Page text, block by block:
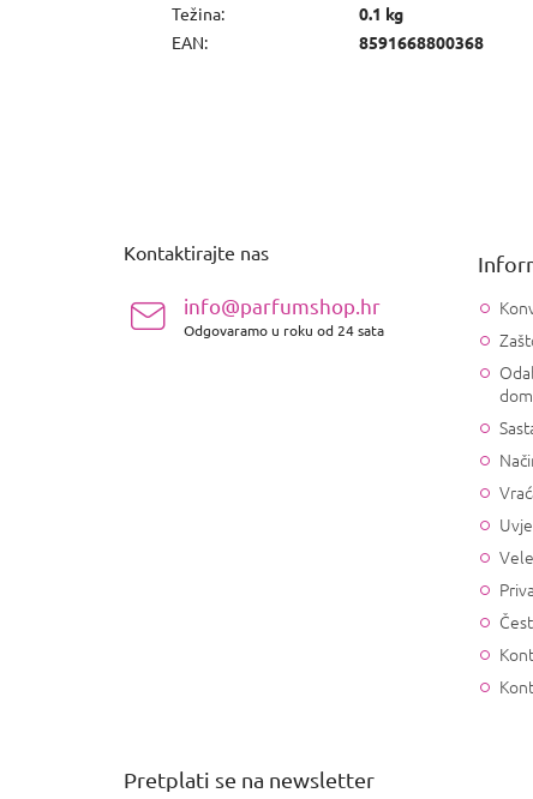
Težina:
0.1 kg
EAN: 8591668800368
Kontaktirajte nas
info@parfumshop.hr
Odgovaramo u roku od 24 sata
Pretplati se na newsletter